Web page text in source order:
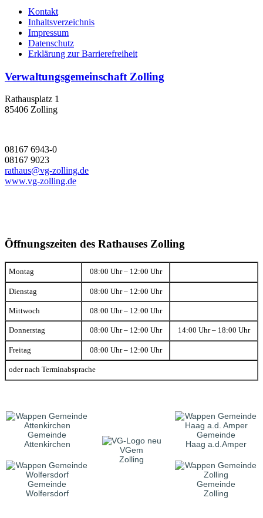
Kontakt
Inhaltsverzeichnis
Impressum
Datenschutz
Erklärung zur Barrierefreiheit
Verwaltungsgemeinschaft Zolling
Rathausplatz 1
85406 Zolling
08167 6943-0
08167 9023
rathaus@vg-zolling.de
www.vg-zolling.de
Öffnungszeiten des Rathauses Zolling
Montag 08:00 Uhr – 12:00 Uhr
Dienstag 08:00 Uhr – 12:00 Uhr
Mittwoch 08:00 Uhr – 12:00 Uhr
Donnerstag 08:00 Uhr – 12:00 Uhr 14:00 Uhr – 18:00 Uhr
Freitag 08:00 Uhr – 12:00 Uhr
oder nach Terminabsprache
Gemeinde
Attenkirchen
VGem
Zolling
Gemeinde
Haag a.d.Amper
Gemeinde
Wolfersdorf
Gemeinde
Zolling